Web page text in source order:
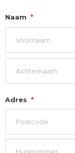
Naam *
Voornaam
Adres *
Postcode